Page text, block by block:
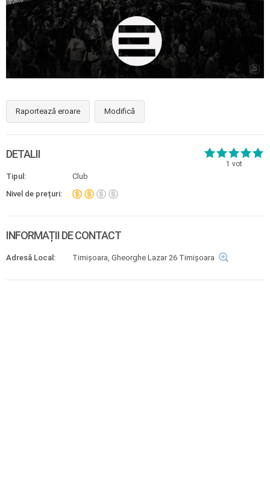
Raportează eroare Modifică
1 vot
DETALII
Tipul:
Club
Nivel de prețuri:
INFORMAȚII DE CONTACT
Adresă Local: Timișoara, Gheorghe Lazar 26 Timișoara